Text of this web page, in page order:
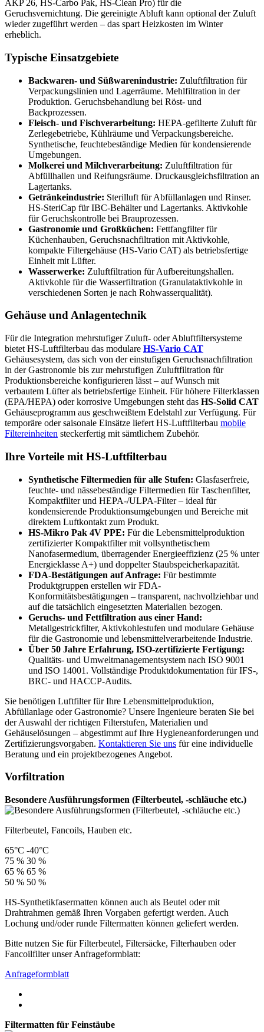
AKP 26, HS-Carbo Pak, HS-Clean Pro) für die
Geruchsvernichtung. Die gereinigte Abluft kann optional der Zuluft
wieder zugeführt werden – das spart Heizkosten im Winter
erheblich.
Typische Einsatzgebiete
Backwaren- und Süßwarenindustrie: Zuluftfiltration für
Verpackungslinien und Lagerräume. Mehlfiltration in der
Produktion. Geruchsbehandlung bei Röst- und
Backprozessen.
Fleisch- und Fischverarbeitung: HEPA-gefilterte Zuluft für
Zerlegebetriebe, Kühlräume und Verpackungsbereiche.
Synthetische, feuchtebeständige Medien für kondensierende
Umgebungen.
Molkerei und Milchverarbeitung: Zuluftfiltration für
Abfüllhallen und Reifungsräume. Druckausgleichsfiltration an
Lagertanks.
Getränkeindustrie: Sterilluft für Abfüllanlagen und Rinser.
HS-SteriCap für IBC-Behälter und Lagertanks. Aktivkohle
für Geruchskontrolle bei Brauprozessen.
Gastronomie und Großküchen: Fettfangfilter für
Küchenhauben, Geruchsnachfiltration mit Aktivkohle,
kompakte Filtergehäuse (HS-Vario CAT) als betriebsfertige
Einheit mit Lüfter.
Wasserwerke: Zuluftfiltration für Aufbereitungshallen.
Aktivkohle für die Wasserfiltration (Granulataktivkohle in
verschiedenen Sorten je nach Rohwasserqualität).
Gehäuse und Anlagentechnik
Für die Integration mehrstufiger Zuluft- oder Abluftfiltersysteme
bietet HS-Luftfilterbau das modulare HS-Vario CAT
Gehäusesystem, das sich von der einstufigen Geruchsnachfiltration
in der Gastronomie bis zur mehrstufigen Zuluftfiltration für
Produktionsbereiche konfigurieren lässt – auf Wunsch mit
verbautem Lüfter als betriebsfertige Einheit. Für höhere Filterklassen
(EPA/HEPA) oder korrosive Umgebungen steht das HS-Solid CAT
Gehäuseprogramm aus geschweißtem Edelstahl zur Verfügung. Für
temporäre oder saisonale Einsätze liefert HS-Luftfilterbau mobile
Filtereinheiten steckerfertig mit sämtlichem Zubehör.
Ihre Vorteile mit HS-Luftfilterbau
Synthetische Filtermedien für alle Stufen: Glasfaserfreie,
feuchte- und nässebeständige Filtermedien für Taschenfilter,
Kompaktfilter und HEPA-/ULPA-Filter – ideal für
kondensierende Produktionsumgebungen und Bereiche mit
direktem Luftkontakt zum Produkt.
HS-Mikro Pak 4V PPE: Für die Lebensmittelproduktion
zertifizierter Kompaktfilter mit vollsynthetischem
Nanofasermedium, überragender Energieeffizienz (25 % unter
Energieklasse A+) und doppelter Staubspeicherkapazität.
FDA-Bestätigungen auf Anfrage: Für bestimmte
Produktgruppen erstellen wir FDA-
Konformitätsbestätigungen – transparent, nachvollziehbar und
auf die tatsächlich eingesetzten Materialien bezogen.
Geruchs- und Fettfiltration aus einer Hand:
Metallgestrickfilter, Aktivkohlestufen und modulare Gehäuse
für die Gastronomie und lebensmittelverarbeitende Industrie.
Über 50 Jahre Erfahrung, ISO-zertifizierte Fertigung:
Qualitäts- und Umweltmanagementsystem nach ISO 9001
und ISO 14001. Vollständige Produktdokumentation für IFS-,
BRC- und HACCP-Audits.
Sie benötigen Luftfilter für Ihre Lebensmittelproduktion,
Abfüllanlage oder Gastronomie? Unsere Ingenieure beraten Sie bei
der Auswahl der richtigen Filterstufen, Materialien und
Gehäuselösungen – abgestimmt auf Ihre Hygieneanforderungen und
Zertifizierungsvorgaben. Kontaktieren Sie uns für eine individuelle
Beratung und ein projektbezogenes Angebot.
Vorfiltration
Besondere Ausführungsformen (Filterbeutel, -schläuche etc.)
Filterbeutel, Fancoils, Hauben etc.
65°C -40°C
75 % 30 %
65 % 65 %
50 % 50 %
HS-Synthetikfasermatten können auch als Beutel oder mit
Drahtrahmen gemäß Ihren Vorgaben gefertigt werden. Auch
Lochung und/oder runde Filtermatten können geliefert werden.
Bitte nutzen Sie für Filterbeutel, Filtersäcke, Filterhauben oder
Fancoilfilter unser Anfrageformblatt:
Anfrageformblatt
Filtermatten für Feinstäube